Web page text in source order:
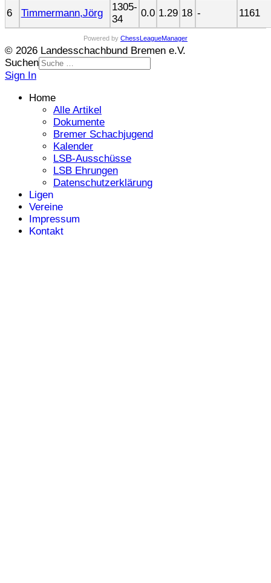
6 Timmermann,Jörg
1305-
34
0.0 1.29 18 - 1161
Powered by ChessLeagueManager
© 2026 Landesschachbund Bremen e.V.
Suchen
Sign In
Home
Alle Artikel
Dokumente
Bremer Schachjugend
Kalender
LSB-Ausschüsse
LSB Ehrungen
Datenschutzerklärung
Ligen
Vereine
Impressum
Kontakt